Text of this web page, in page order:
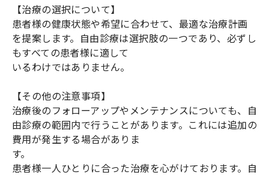
【治療の選択について】
患者様の健康状態や希望に合わせて、最適な治療計画
を提案します。自由診療は選択肢の一つであり、必ずし
もすべての患者様に適して
いるわけではありません。
【その他の注意事項】
治療後のフォローアップやメンテナンスについても、自
由診療の範囲内で行うことがあります。これには追加の
費用が発生する場合がありま
す。
患者様一人ひとりに合った治療を心がけております。自